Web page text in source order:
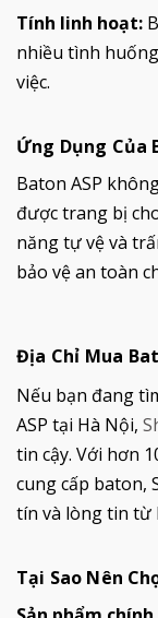
Tính linh hoạt:
nhiều tình
việc.
Ứng Dụng Của
Baton ASP
được trang bị
năng tự vệ và
bảo vệ an toàn
Địa Chỉ Mua
Nếu bạn đang
ASP tại Hà Nội,
tin cậy. Với hơn
cung cấp baton,
tín và lòng tin từ
Tại Sao Nên